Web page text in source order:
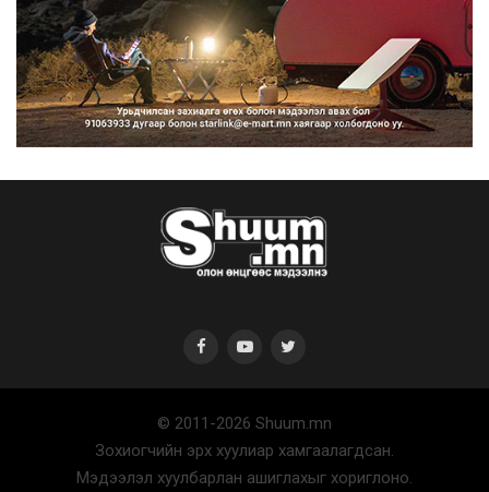
Нийтийн тээврийн Ч:19А чиглэлийн
замналд түр хугац...
2026/08/07
Автомашины улсын дугаар сондгой
тоогоор төгссөн бо...
Улаанбаатарт өдөртөө 30 хэм дулаан
2026/08/07
© 2011-2026 Shuum.mn
Зохиогчийн эрх хуулиар хамгаалагдсан.
Мэдээлэл хуулбарлан ашиглахыг хориглоно.